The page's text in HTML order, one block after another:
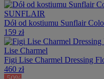
SUNFLAIR
Dół od kostiumu Sunflair
159 zł
Lise Charmel
Figi Lise Charmel Dressing
460 zł